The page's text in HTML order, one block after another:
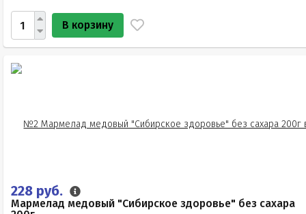
В корзину
228 руб.
Мармелад медовый "Сибирское здоровье" без сахара